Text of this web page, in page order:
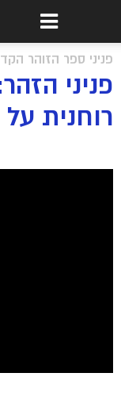
פניני ספר הזוהר
פניני
רוחנית